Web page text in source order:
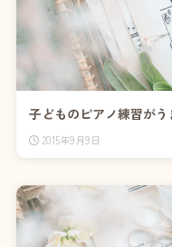
子どものピアノ練習が
2015年9月9日